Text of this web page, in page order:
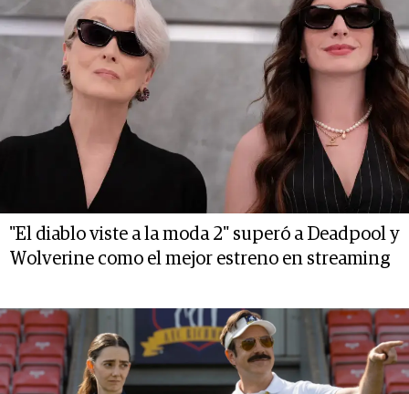
"El diablo viste a la moda 2" superó a Deadpool y
Wolverine como el mejor estreno en streaming